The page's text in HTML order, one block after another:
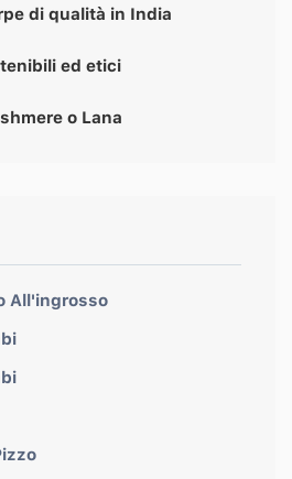
di qualità in India
ed etici
o Lana
All'ingrosso